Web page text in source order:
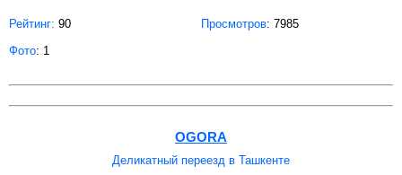
Рейтинг: 90 Просмотров: 7985
Фото: 1
OGORA
Деликатный переезд в Ташкенте